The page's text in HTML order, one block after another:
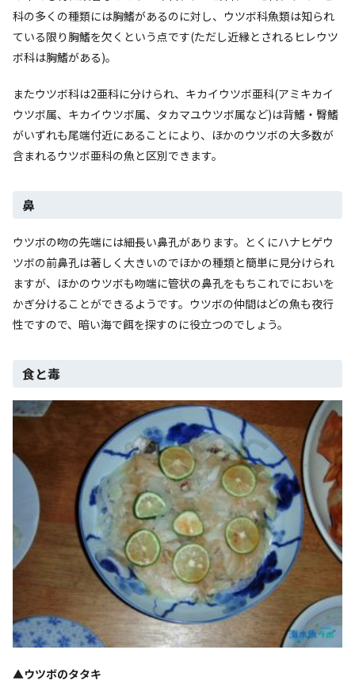
科の多くの種類には胸鰭があるのに対し、ウツボ科魚類は知られ
ている限り胸鰭を欠くという点です(ただし近縁とされるヒレウツ
ボ科は胸鰭がある)。
またウツボ科は2亜科に分けられ、キカイウツボ亜科(アミキカイ
ウツボ属、キカイウツボ属、タカマユウツボ属など)は背鰭・臀鰭
がいずれも尾端付近にあることにより、ほかのウツボの大多数が
含まれるウツボ亜科の魚と区別できます。
鼻
ウツボの吻の先端には細長い鼻孔があります。とくにハナヒゲウ
ツボの前鼻孔は著しく大きいのでほかの種類と簡単に見分けられ
ますが、ほかのウツボも吻端に管状の鼻孔をもちこれでにおいを
かぎ分けることができるようです。ウツボの仲間はどの魚も夜行
性ですので、暗い海で餌を探すのに役立つのでしょう。
食と毒
▲ウツボのタタキ